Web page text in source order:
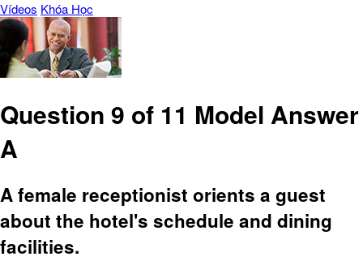
Vídeos Khóa Học
Question 9 of 11 Model Answer
A
A female receptionist orients a guest
about the hotel's schedule and dining
facilities.